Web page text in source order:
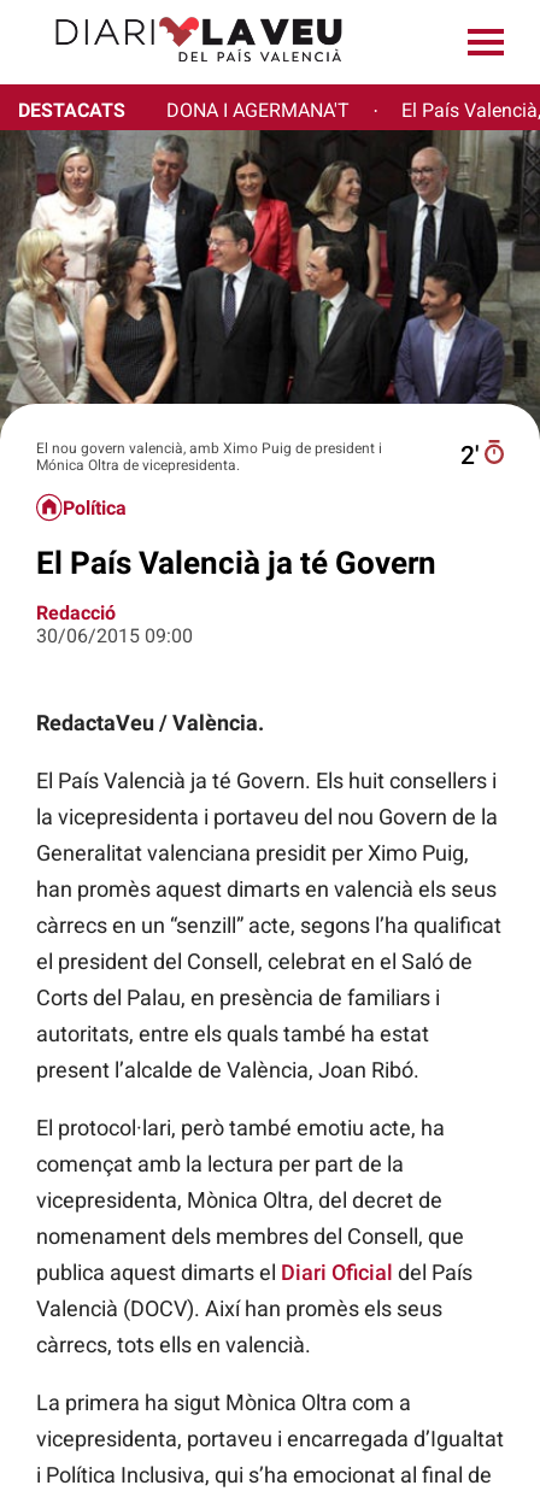
DESTACATS DONA I AGERMANA'T · El País
El nou govern valencià, amb Ximo Puig de president i
Mónica Oltra de vicepresidenta.
2′
Política
El País Valencià ja té Govern
Redacció
30/06/2015 09:00
RedactaVeu / València.
El País Valencià ja té Govern. Els huit consellers i
la vicepresidenta i portaveu del nou Govern de la
Generalitat valenciana presidit per Ximo Puig,
han promès aquest dimarts en valencià els seus
càrrecs en un “senzill” acte, segons l’ha qualificat
el president del Consell, celebrat en el Saló de
Corts del Palau, en presència de familiars i
autoritats, entre els quals també ha estat
present l’alcalde de València, Joan Ribó.
El protocol·lari, però també emotiu acte, ha
començat amb la lectura per part de la
vicepresidenta, Mònica Oltra, del decret de
nomenament dels membres del Consell, que
publica aquest dimarts el Diari Oficial del País
Valencià (DOCV). Així han promès els seus
càrrecs, tots ells en valencià.
La primera ha sigut Mònica Oltra com a
vicepresidenta, portaveu i encarregada d’Igualtat
i Política Inclusiva, qui s’ha emocionat al final de